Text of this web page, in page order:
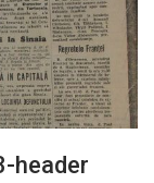
header